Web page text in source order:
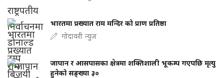
भारतमा प्रख्यात राम मन्दिर को प्राण प्रतिष्ठा
गोदावरी न्युज
जापान र आसपासका क्षेत्रमा शक्तिशाली भूकम्प गएपछि मृत्यु
हुनेको सङ्ख्या ३०